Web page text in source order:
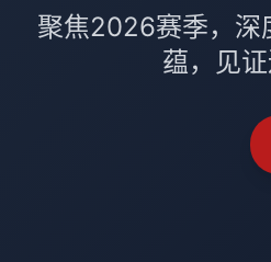
聚焦2026赛季，深
蕴，见